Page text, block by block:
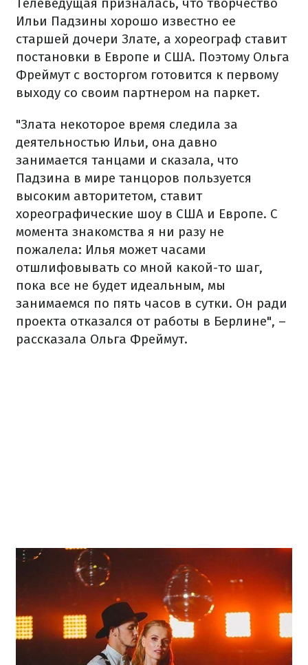
Ильи Падзины хорошо известно ее
старшей дочери Злате, а хореограф ставит
постановки в Европе и США. Поэтому Ольга
Фреймут с восторгом готовится к первому
выходу со своим партнером на паркет.
"Злата некоторое время следила за
деятельностью Ильи, она давно
занимается танцами и сказала, что
Падзина в мире танцоров пользуется
высоким авторитетом, ставит
хореографические шоу в США и Европе. С
момента знакомства я ни разу не
пожалела: Илья может часами
отшлифовывать со мной какой-то шаг,
пока все не будет идеальным, мы
занимаемся по пять часов в сутки. Он ради
проекта отказался от работы в Берлине", –
рассказала Ольга Фреймут.